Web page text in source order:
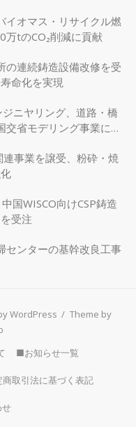
イオマス・リサイクル燃
万tのCO₂削減に貢献
の連続鋳造設備改修を受
命化を実現
ニヤリング、道路・橋
省モデリング事業に採
事業を譲受、粉砕・焼
国WISCO向けCSP鋳造
受注
センターの基幹改良工事
WordPress / Theme by
■お知らせ一覧
取引法に基づく表記